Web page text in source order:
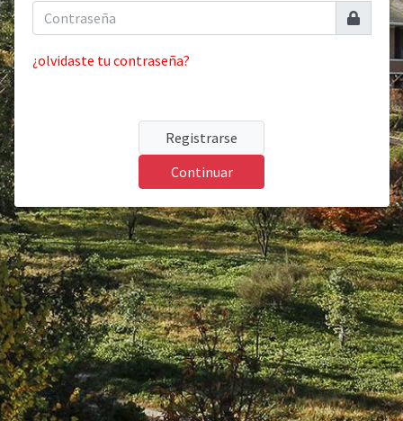
¿olvidaste tu contraseña?
Registrarse
Continuar